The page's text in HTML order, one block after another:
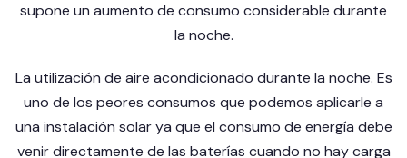
supone un aumento de consumo considerable durante
la noche.
La utilización de aire acondicionado durante la noche. Es
uno de los peores consumos que podemos aplicarle a
una instalación solar ya que el consumo de energía debe
venir directamente de las baterías cuando no hay carga